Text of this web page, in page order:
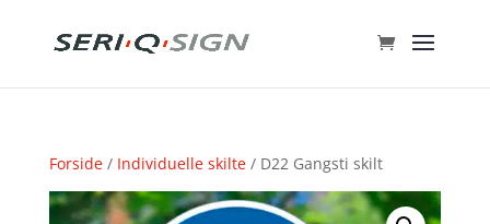
Forside/ Individuelle skilte/ D22 Gangsti skilt